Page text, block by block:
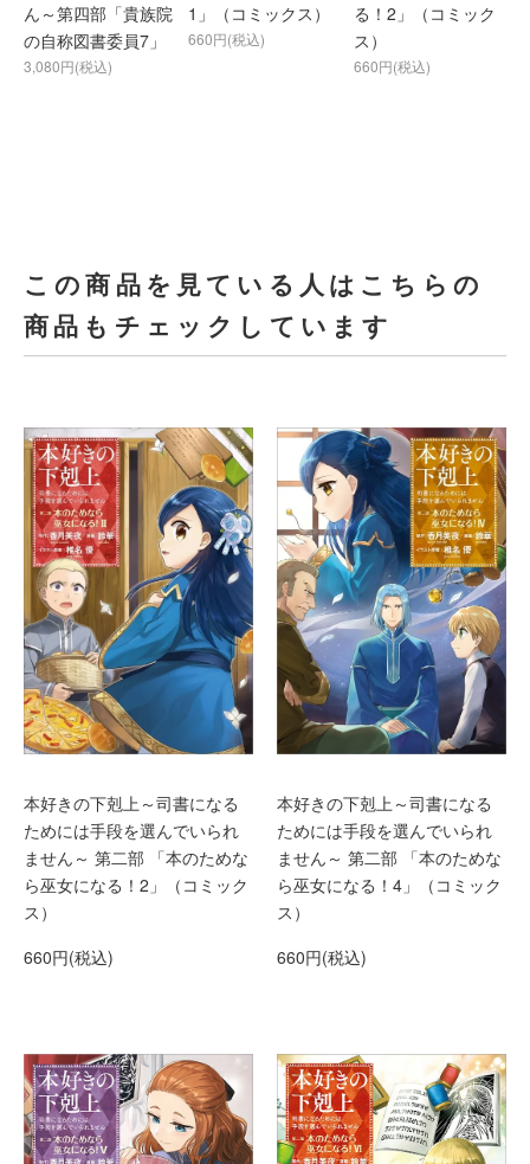
ん～第四部「貴族院
の自称図書委員7」
3,080円(税込)
1」（コミックス）
660円(税込)
る！2」（コミック
ス）
660円(税込)
この商品を見ている人はこちらの
商品もチェックしています
本好きの下剋上～司書になる
ためには手段を選んでいられ
ません～ 第二部 「本のためな
ら巫女になる！2」（コミック
ス）
660円(税込)
本好きの下剋上～司書になる
ためには手段を選んでいられ
ません～ 第二部 「本のためな
ら巫女になる！4」（コミック
ス）
660円(税込)